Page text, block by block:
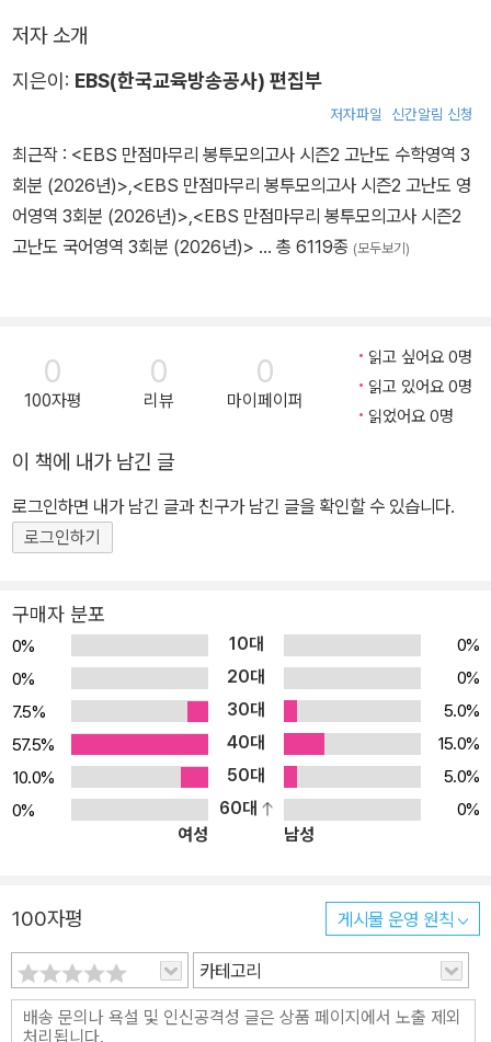
저자 소개
지은이: EBS(한국교육방송공사) 편집부
저자파일 신간알림 신청
최근작 : <EBS 만점마무리 봉투모의고사 시즌2 고난도 수학영역 3
회분 (2026년)>,<EBS 만점마무리 봉투모의고사 시즌2 고난도 영
어영역 3회분 (2026년)>,<EBS 만점마무리 봉투모의고사 시즌2
고난도 국어영역 3회분 (2026년)> … 총 6119종 (모두보기)
0
100자평
0
리뷰
0
마이페이퍼
읽고 싶어요 0명
읽고 있어요 0명
읽었어요 0명
이 책에 내가 남긴 글
로그인하면 내가 남긴 글과 친구가 남긴 글을 확인할 수 있습니다.
로그인하기
구매자 분포
0% 10대
0%
0%
20대
0%
7.5%
30대
5.0%
57.5%
40대
15.0%
10.0%
50대
5.0%
0%
60대
0%
여성
남성
100자평 게시물 운영 원칙
카테고리